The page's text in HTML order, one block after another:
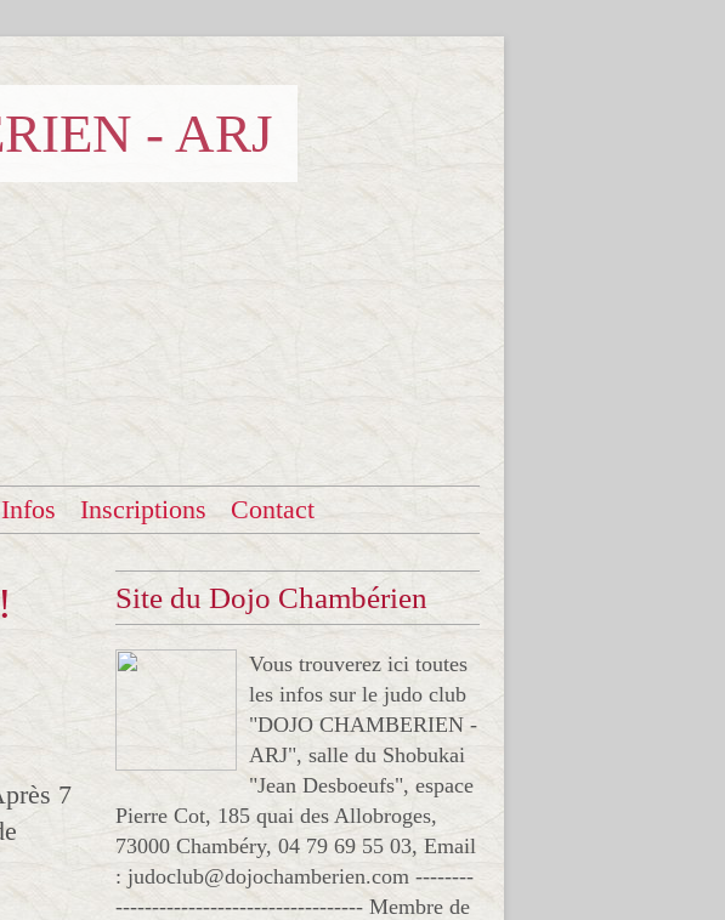
- ARJ
Infos Inscriptions Contact
7
Site du Dojo Chambérien
Vous trouverez ici toutes
les infos sur le judo club
"DOJO CHAMBERIEN -
ARJ", salle du Shobukai
"Jean Desboeufs", espace
Pierre Cot, 185 quai des Allobroges,
73000 Chambéry, 04 79 69 55 03, Email
: judoclub@dojochamberien.com --------
---------------------------------- Membre de